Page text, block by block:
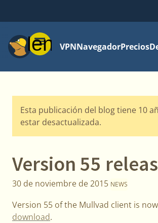
MenúVPNNavegadorPrecios
Esta publicación del blog tiene 10
estar desactualizada.
Version 55
30 de noviembre de 2015 NEWS
Version 55 of the Mullvad client is
download.